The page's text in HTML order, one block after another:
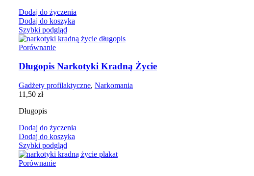
Dodaj do życzenia
Dodaj do koszyka
Szybki podgląd
Porównanie
Długopis Narkotyki Kradną Życie
Gadżety profilaktyczne, Narkomania
11,50 zł
Długopis
Dodaj do życzenia
Dodaj do koszyka
Szybki podgląd
Porównanie